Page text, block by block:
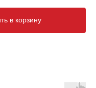
в корзину